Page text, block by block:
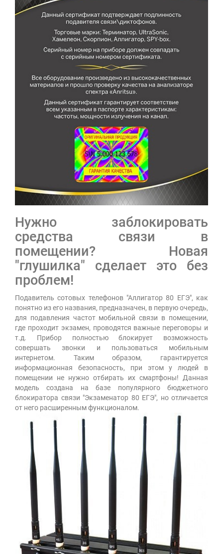
Нужно заблокировать
средства связи в
помещении? Новая
"глушилка" сделает это без
проблем!
Подавитель сотовых телефонов "Аллигатор 80 ЕГЭ", как
понятно из его названия, предназначен, в первую очередь,
для подавления частот мобильной связи в помещении,
где проходит экзамен, проводятся важные переговоры и
т.д. Прибор полностью блокирует возможность
совершать звонки и пользоваться мобильным
интернетом. Таким образом, гарантируется
информационная безопасность, при этом у людей в
помещении не нужно отбирать их смартфоны! Данная
модель создана на базе популярного бюджетного
блокиратора связи "Экзаменатор 80 ЕГЭ", но отличается
от него расширенным функционалом.